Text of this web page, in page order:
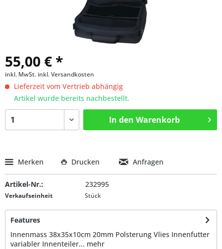
55,00 € *
inkl. MwSt. inkl. Versandkosten
Lieferzeit vom Vertrieb abhängig
Artikel wurde bereits nachbestellt.
In den Warenkorb
Merken Drucken Anfragen
Artikel-Nr.: 232995
Verkaufseinheit Stück
Features
Innenmass 38x35x10cm 20mm Polsterung Vlies Innenfutter
variabler Innenteiler... mehr